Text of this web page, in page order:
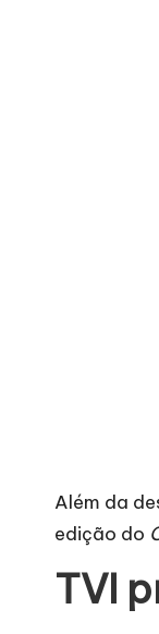
Além da
edição do
TVI